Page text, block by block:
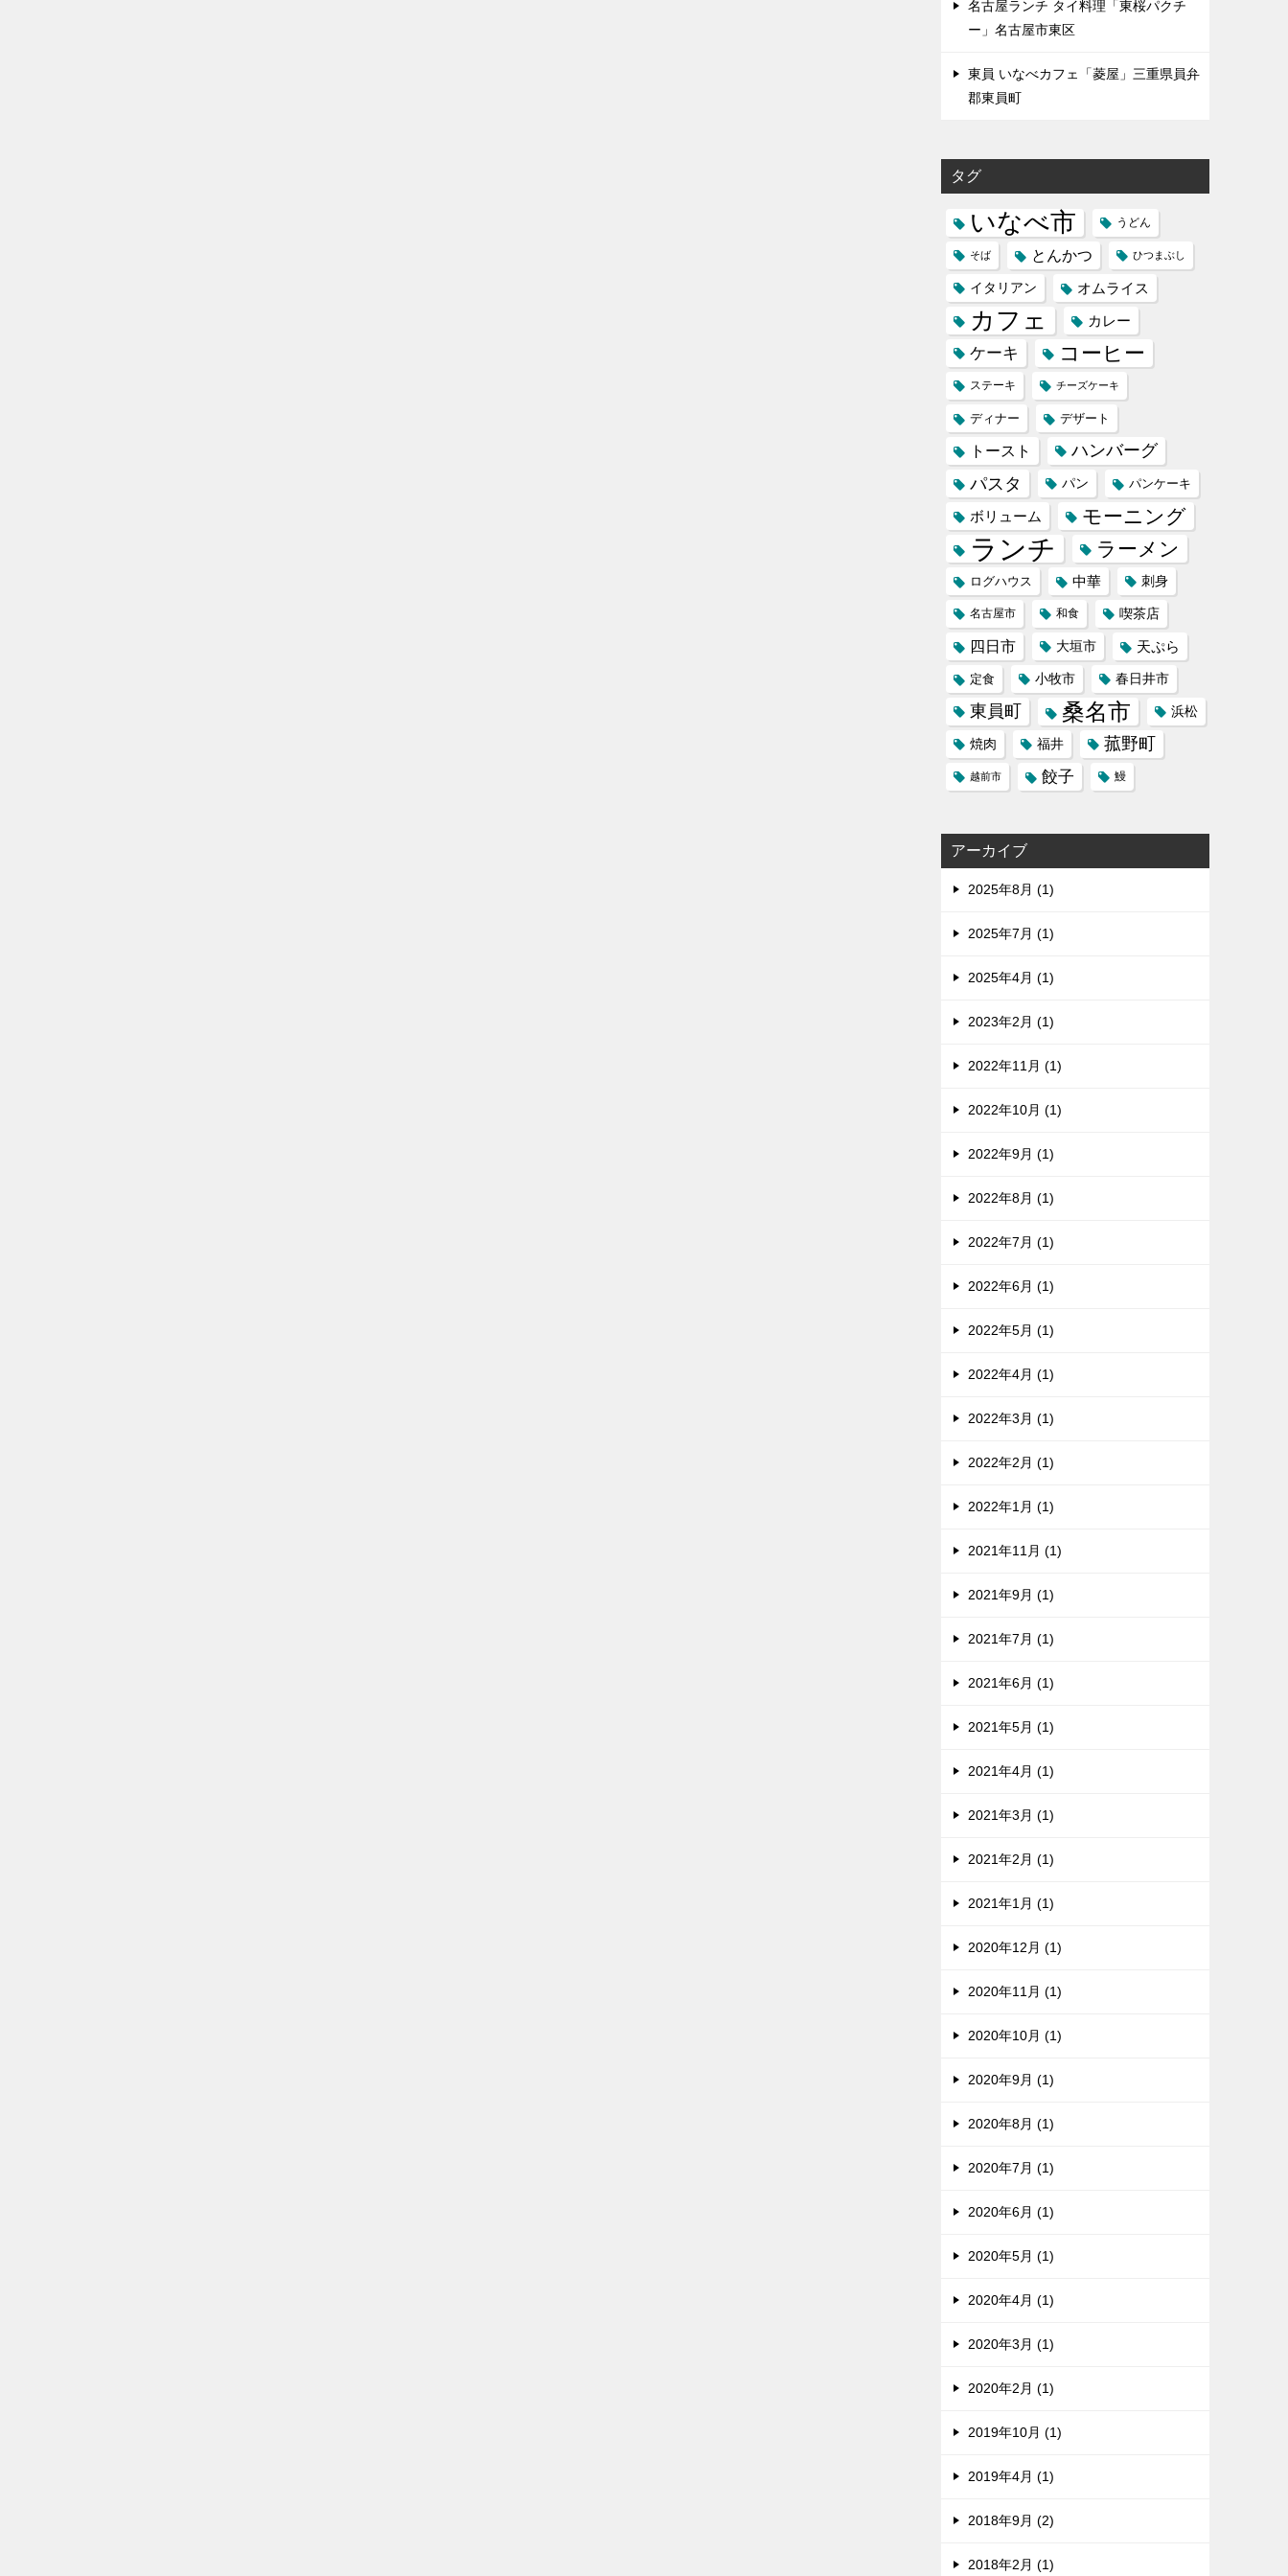
名古屋ランチ タイ料理「東桜パクチ
ー」名古屋市東区
東員 いなべカフェ「菱屋」三重県員弁
郡東員町
タグ
いなべ市 うどん
そば とんかつ ひつまぶし
イタリアン オムライス
カフェ カレー
ケーキ コーヒー
ステーキ チーズケーキ
ディナー デザート
トースト ハンバーグ
パスタ パン パンケーキ
ボリューム モーニング
ランチ ラーメン
ログハウス 中華 刺身
名古屋市 和食 喫茶店
四日市 大垣市 天ぷら
定食 小牧市 春日井市
東員町 桑名市 浜松
焼肉 福井 菰野町
越前市 餃子 鰻
アーカイブ
2025年8月 (1)
2025年7月 (1)
2025年4月 (1)
2023年2月 (1)
2022年11月 (1)
2022年10月 (1)
2022年9月 (1)
2022年8月 (1)
2022年7月 (1)
2022年6月 (1)
2022年5月 (1)
2022年4月 (1)
2022年3月 (1)
2022年2月 (1)
2022年1月 (1)
2021年11月 (1)
2021年9月 (1)
2021年7月 (1)
2021年6月 (1)
2021年5月 (1)
2021年4月 (1)
2021年3月 (1)
2021年2月 (1)
2021年1月 (1)
2020年12月 (1)
2020年11月 (1)
2020年10月 (1)
2020年9月 (1)
2020年8月 (1)
2020年7月 (1)
2020年6月 (1)
2020年5月 (1)
2020年4月 (1)
2020年3月 (1)
2020年2月 (1)
2019年10月 (1)
2019年4月 (1)
2018年9月 (2)
2018年2月 (1)